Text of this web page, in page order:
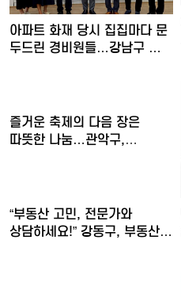
아파트 화재 당시 집집마다 문
두드린 경비원들…강남구 …
즐거운 축제의 다음 장은
따뜻한 나눔…관악구,
“부동산 고민, 전문가와
상담하세요!” 강동구, 부동산…